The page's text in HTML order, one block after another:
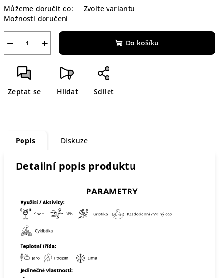
cena:
Můžeme doručit do:
Zvolte variantu
Možnosti doručení
+
− Do košíku
Zeptat se Hlídat Sdílet
Popis Diskuze
Detailní popis produktu